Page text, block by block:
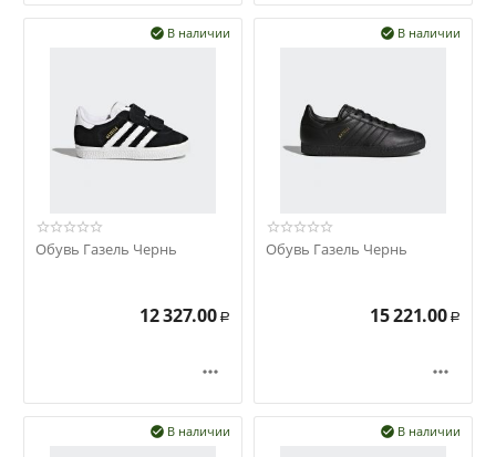
В наличии

Обувь Газель Чернь
12 327.00 Р

В наличии

Обувь Газель Чернь
15 221.00 Р

В наличии
 В наличии
